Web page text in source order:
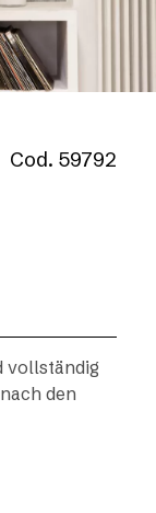
Cod. 59792
vollständig
den